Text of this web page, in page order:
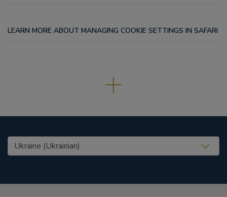
LEARN MORE ABOUT MANAGING COOKIE SETTINGS IN SAFARI
United States (EN)